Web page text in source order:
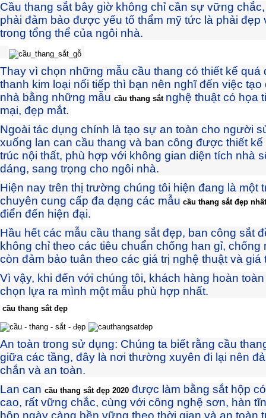
Cầu thang sắt bây giờ không chỉ cần sự vững
phải đảm bảo được yếu tố thẩm mỹ tức là phải đẹp
trong tổng thể của ngôi nhà.
Thay vì chọn những mẫu cầu thang có thiết kế
thanh kim loại nối tiếp thì bạn nên nghĩ đến việc
nhà bằng những mẫu cầu thang sắt nghệ thuật có họa
mại, đẹp mắt.
Ngoài tác dụng chính là tạo sự an toàn cho người
xuống lan can cầu thang và ban công được thiết
trúc nội thất, phù hợp với không gian diện tích nhà
dáng, sang trọng cho ngôi nhà.
Hiện nay trên thị trường chúng tôi hiện đang là một
chuyên cung cấp đa dạng các mẫu cầu thang sắt đẹp nhất
điển đến hiện đại.
Hầu hết các mẫu cầu thang sắt đẹp, ban công sắt
không chỉ theo các tiêu chuẩn chống han gỉ,
còn đảm bảo tuân theo các giá trị nghệ thuật và giá
Vì vậy, khi đến với chúng tôi, khách hàng hoàn
chọn lựa ra mình một mẫu phù hợp nhất.
cầu thang sắt đẹp
An toàn trong sử dụng: Chúng ta biết rằng cầu
giữa các tầng, đây là nơi thường xuyên đi lại nên
chắn và an toàn.
Lan can cầu thang sắt đẹp 2020 được làm bằng sắt hộp
cao, rất vững chắc, cùng với công nghệ sơn, hàn
hộp ngày càng bền vững theo thời gian và an toàn